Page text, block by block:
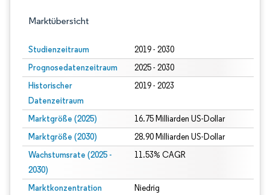
Marktübersicht
Studienzeitraum 2019 - 2030
Prognosedatenzeitraum 2025 - 2030
Historischer
Datenzeitraum
2019 - 2023
Marktgröße (2025) 16.75 Milliarden US-Dollar
Marktgröße (2030) 28.90 Milliarden US-Dollar
Wachstumsrate (2025 -
2030)
11.53% CAGR
Marktkonzentration Niedrig